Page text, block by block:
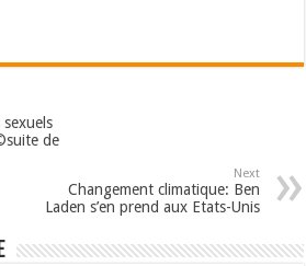
sexuels
de
Next
Changement climatique: Ben
Laden s’en prend aux Etats-Unis